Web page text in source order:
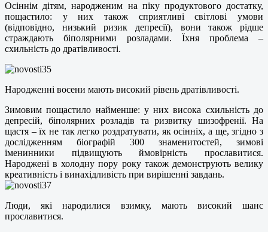
Осіннім дітям, народженим на піку продуктового достатку,
пощастило: у них також сприятливі світлові умови
(відповідно, низький ризик депресії), вони також рідше
страждають біполярними розладами. Їхня проблема –
схильність до дратівливості.
Народженні восени мають високий рівень дратівливості.
Зимовим пощастило найменше: у них висока схильність до
депресій, біполярних розладів та ризвитку шизофренії. На
щастя – їх не так легко роздратувати, як осінніх, а ще, згідно з
дослідженням біографій 300 знаменитостей, зимові
іменинники підвищують ймовірність прославитися.
Народжені в холодну пору року також демонструють велику
креативність і винахідливість при вирішенні завдань.
Люди, які народилися взимку, мають високий шанс
прославитися.